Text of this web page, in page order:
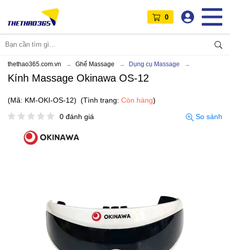
0
thethao365.com.vn Ghế Massage Dụng cụ Massage
Kính Massage Okinawa OS-12
(Mã: KM-OKI-OS-12) (Tình trạng: Còn hàng)
0 đánh giá
So sánh